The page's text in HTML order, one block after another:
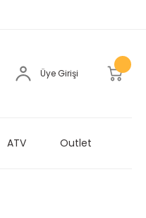
Üye Girişi
ATV Outlet